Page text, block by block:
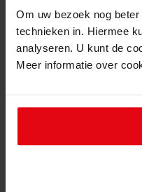
Om uw bezoek nog
technieken in. Hiermee
analyseren. U kunt de
Meer informatie over